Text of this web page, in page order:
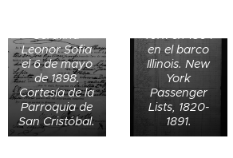
Leonor Sofia
el 6 de mayo
de 1898.
Cortesía de la
Parroquia de
San Cristóbal.
en el barco
Illinois. New
York
Passenger
Lists, 1820-
1891.